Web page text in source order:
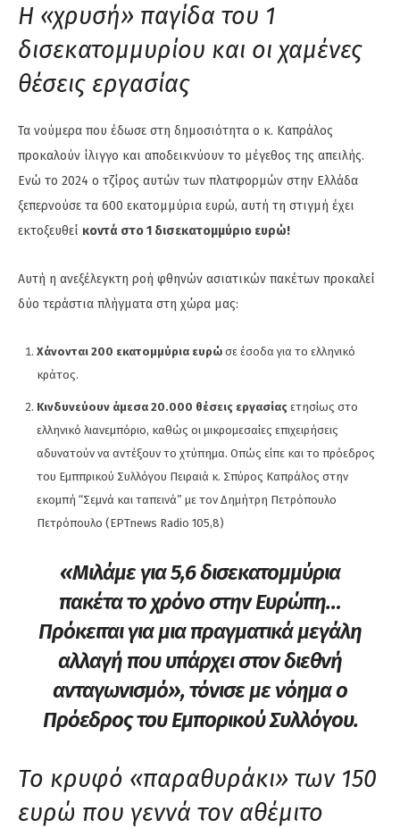
Η «χρυσή» παγίδα του 1
δισεκατομμυρίου και οι χαμένες
θέσεις εργασίας
Τα νούμερα που έδωσε στη δημοσιότητα ο κ. Καπράλος
προκαλούν ίλιγγο και αποδεικνύουν το μέγεθος της απειλής.
Ενώ το 2024 ο τζίρος αυτών των πλατφορμών στην Ελλάδα
ξεπερνούσε τα 600 εκατομμύρια ευρώ, αυτή τη στιγμή έχει
εκτοξευθεί κοντά στο 1 δισεκατομμύριο ευρώ!
Αυτή η ανεξέλεγκτη ροή φθηνών ασιατικών πακέτων προκαλεί
δύο τεράστια πλήγματα στη χώρα μας:
Χάνονται 200 εκατομμύρια ευρώ σε έσοδα για το ελληνικό
κράτος.
Κινδυνεύουν άμεσα 20.000 θέσεις εργασίας ετησίως στο
ελληνικό λιανεμπόριο, καθώς οι μικρομεσαίες επιχειρήσεις
αδυνατούν να αντέξουν το χτύπημα. Oπώς είπε και το πρόεδρος
του Εμππρικού Συλλόγου Πειραιά κ. Σπύρος Καπράλος στην
εκομπή “Σεμνά και ταπεινά” με τον Δημήτρη Πετρόπουλο
Πετρόπουλο (ΕΡΤnews Radio 105,8)
«Μιλάμε για 5,6 δισεκατομμύρια
πακέτα το χρόνο στην Ευρώπη…
Πρόκειται για μια πραγματικά μεγάλη
αλλαγή που υπάρχει στον διεθνή
ανταγωνισμό», τόνισε με νόημα ο
Πρόεδρος του Εμπορικού Συλλόγου.
Το κρυφό «παραθυράκι» των 150
ευρώ που γεννά τον αθέμιτο